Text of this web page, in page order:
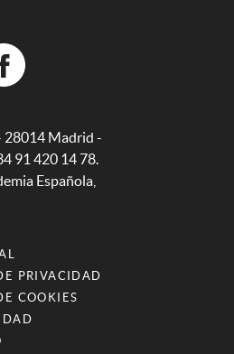
28014 Madrid -
91 420 14 78.
Española,
PRIVACIDAD
COOKIES